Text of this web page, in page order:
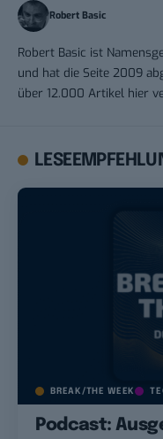
Robert Basic
Robert Basic ist
und hat die Seite 2009
über 12.000 Artikel hier
BREAK/THE WEEK
Podcast: